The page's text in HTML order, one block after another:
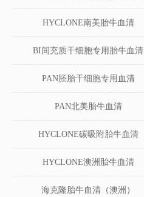
HYCLONE南美胎牛血清
BI间充质干细胞专用胎牛血清
PAN胚胎干细胞专用血清
PAN北美胎牛血清
HYCLONE碳吸附胎牛血清
HYCLONE澳洲胎牛血清
海克隆胎牛血清（澳洲）